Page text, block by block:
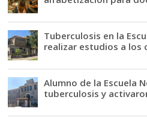
Tuberculosis en la
realizar estudios a los
Alumno de la Escuela
tuberculosis y